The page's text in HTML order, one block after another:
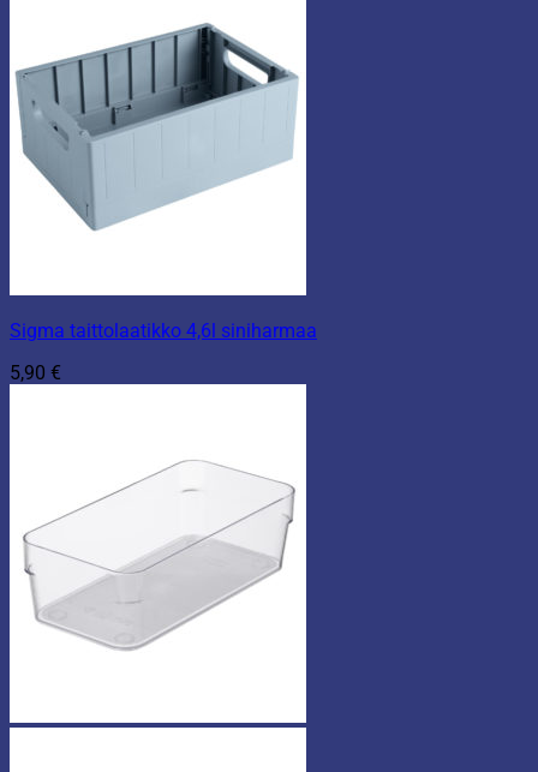
Sigma taittolaatikko 4,6l siniharmaa
5,90 €